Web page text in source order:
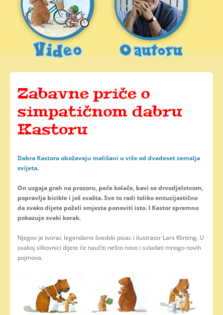
Zabavne priče o
simpatičnom dabru
Kastoru
Dabra Kastora obožavaju mališani u više od dvadeset zemalja
svijeta.
On uzgaja grah na prozoru, peče kolače, bavi se drvodjelstvom,
popravlja bicikle i još svašta. Sve to radi toliko entuzijastično
da svako dijete poželi smjesta ponoviti isto. I Kastor spremno
pokazuje svaki korak.
Njegov je tvorac legendarni švedski pisac i ilustrator Lars Klinting. U
svakoj slikovnici dijete će naučiti nešto novo i svladati mnogo novih
pojmova.